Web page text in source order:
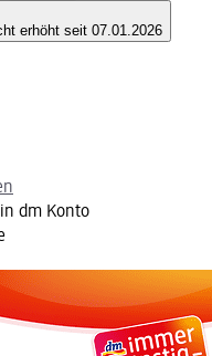
erhöht seit 07.01.2026
dm Konto